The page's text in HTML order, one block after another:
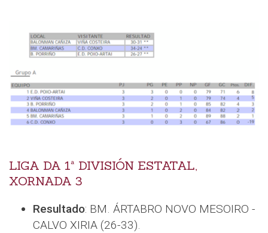
LIGA DA 1ª DIVISIÓN ESTATAL,
XORNADA 3
Resultado: BM. ÁRTABRO NOVO MESOIRO -
CALVO XIRIA (26-33).